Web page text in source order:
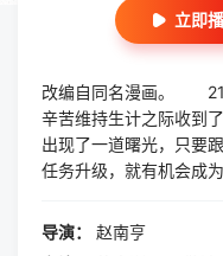
立即
改编自同名漫画。 21
辛苦维持生计之际收到
出现了一道曙光，只要
任务升级，就有机会成
导演：
赵南亨